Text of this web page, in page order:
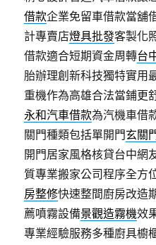
借款企業免留車借款當舖
計專賣店燈具批發客製化
借款適合短期資金周轉台
胎辦理創新科技獨特實用
重機作為高雄合法當鋪更
永和汽車借款為汽機車借
關門種類包括單開門玄關
開門居家風格核貸台中網
質專業搬家公司程序全方
房整修快速整間廚房改造
薦噴霧設備景觀造霧機效
專業經驗服務多種廚具櫥